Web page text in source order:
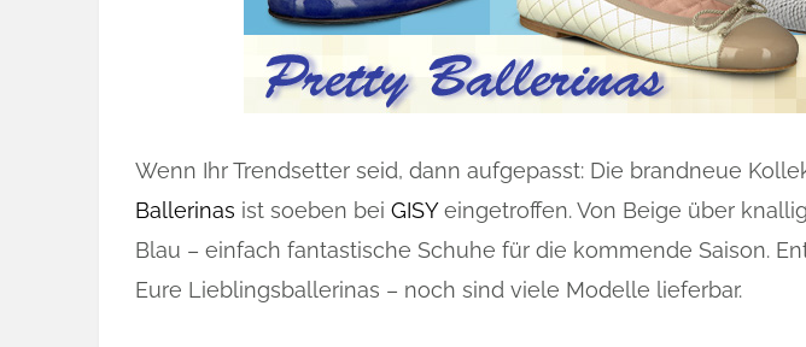
Wenn Ihr Trendsetter seid, dann aufgepasst: Die brandneue
Ballerinas ist soeben bei GISYeingetroffen. Von Beige über
Blau – einfach fantastische Schuhe für die kommende Saison.
Eure Lieblingsballerinas – noch sind viele Modelle lieferbar.